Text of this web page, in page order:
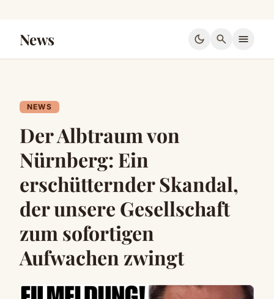
News dark_mode search menu
NEWS
Der Albtraum von
Nürnberg: Ein
erschütternder Skandal,
der unsere Gesellschaft
zum sofortigen
Aufwachen zwingt